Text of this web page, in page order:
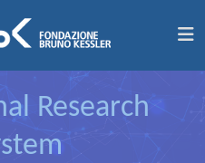
Research